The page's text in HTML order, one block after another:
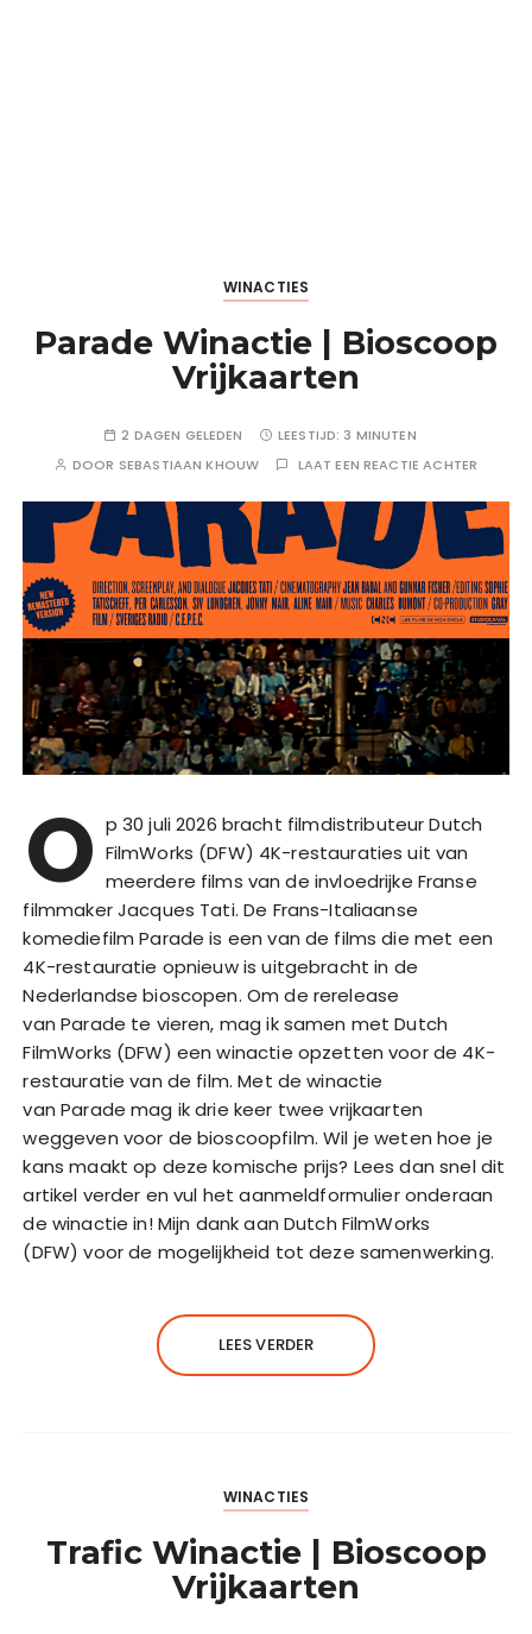
WINACTIES
Parade Winactie | Bioscoop
Vrijkaarten
2 DAGEN GELEDEN LEESTIJD: 3 MINUTEN
DOOR SEBASTIAAN KHOUW LAAT EEN REACTIE ACHTER
O p 30 juli 2026 bracht filmdistributeur Dutch
FilmWorks (DFW) 4K-restauraties uit van
meerdere films van de invloedrijke Franse
filmmaker Jacques Tati. De Frans-Italiaanse
komediefilm Parade is een van de films die met een
4K-restauratie opnieuw is uitgebracht in de
Nederlandse bioscopen. Om de rerelease
van Parade te vieren, mag ik samen met Dutch
FilmWorks (DFW) een winactie opzetten voor de 4K-
restauratie van de film. Met de winactie
van Parade mag ik drie keer twee vrijkaarten
weggeven voor de bioscoopfilm. Wil je weten hoe je
kans maakt op deze komische prijs? Lees dan snel dit
artikel verder en vul het aanmeldformulier onderaan
de winactie in! Mijn dank aan Dutch FilmWorks
(DFW) voor de mogelijkheid tot deze samenwerking.
LEES VERDER
WINACTIES
Trafic Winactie | Bioscoop
Vrijkaarten